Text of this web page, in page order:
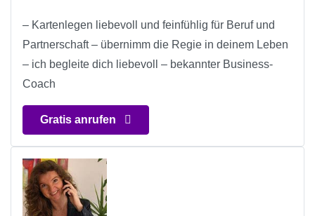
– Kartenlegen liebevoll und feinfühlig für Beruf und
Partnerschaft – übernimm die Regie in deinem Leben
– ich begleite dich liebevoll – bekannter Business-
Coach
Gratis anrufen